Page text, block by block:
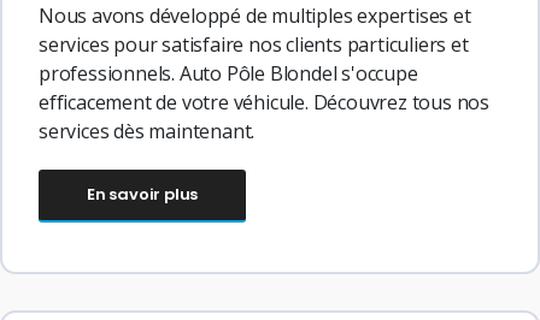
Nous avons développé de multiples expertises et
services pour satisfaire nos clients particuliers et
professionnels. Auto Pôle Blondel s'occupe
efficacement de votre véhicule. Découvrez tous nos
services dès maintenant.
En savoir plus